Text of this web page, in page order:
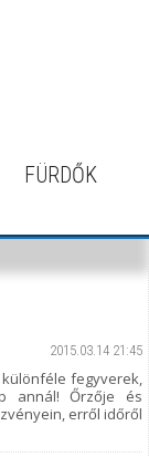
FÜRDŐK
2015.03.14 21:45
fegyverek,
annál! Őrzője és
erről időről